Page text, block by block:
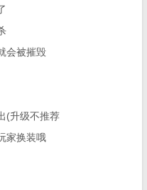
会被摧毁
(升级不推荐
家换装哦